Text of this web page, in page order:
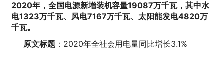
2020年，全国电源新增装机容量19087万千瓦，其中水
电1323万千瓦、风电7167万千瓦、太阳能发电4820万
千瓦。
原文标题 ：2020年全社会用电量同比增长3.1%